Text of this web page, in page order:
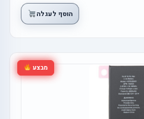
הוסף לעגלה
מבצע